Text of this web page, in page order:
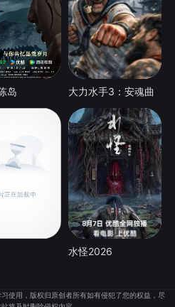
岛 大力水手3：安魂曲
水怪2026
使用，版权归原创者所有如有侵犯了您的权益，尽